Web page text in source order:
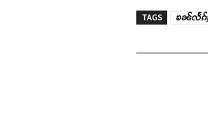
TAGS ၶၼ်လႅၵ်ႈ